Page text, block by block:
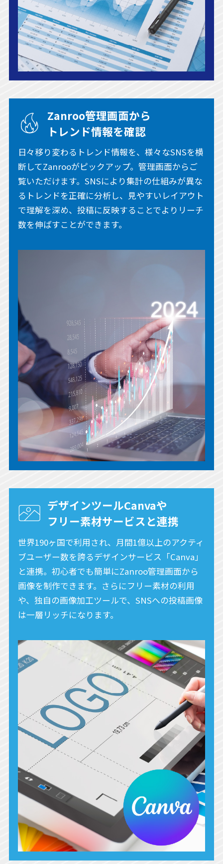
Zanroo管理画面から
トレンド情報を確認
日々移り変わるトレンド情報を、様々なSNSを横
断してZanrooがピックアップ。管理画面からご
覧いただけます。SNSにより集計の仕組みが異な
るトレンドを正確に分析し、見やすいレイアウト
で理解を深め、投稿に反映することでよりリーチ
数を伸ばすことができます。
デザインツールCanvaや
フリー素材サービスと連携
世界190ヶ国で利用され、月間1億以上のアクティ
ブユーザー数を誇るデザインサービス「Canva」
と連携。初心者でも簡単にZanroo管理画面から
画像を制作できます。さらにフリー素材の利用
や、独自の画像加工ツールで、SNSへの投稿画像
は一層リッチになります。